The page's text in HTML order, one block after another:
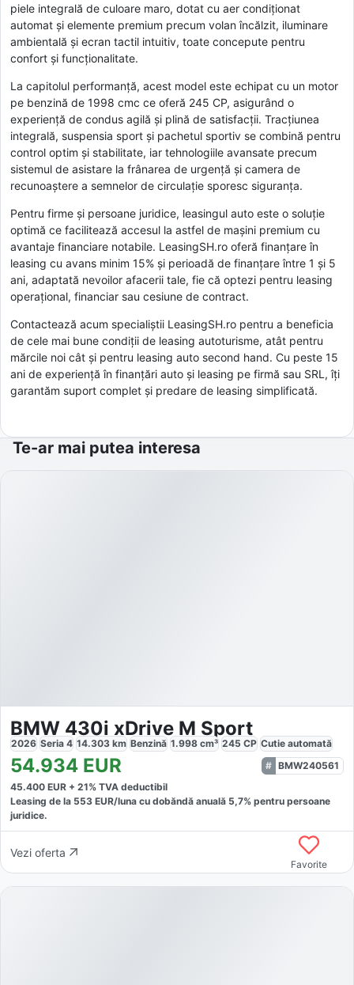
piele integrală de culoare maro, dotat cu aer condiționat
automat și elemente premium precum volan încălzit, iluminare
ambientală și ecran tactil intuitiv, toate concepute pentru
confort și funcționalitate.
La capitolul performanță, acest model este echipat cu un motor
pe benzină de 1998 cmc ce oferă 245 CP, asigurând o
experiență de condus agilă și plină de satisfacții. Tracțiunea
integrală, suspensia sport și pachetul sportiv se combină pentru
control optim și stabilitate, iar tehnologiile avansate precum
sistemul de asistare la frânarea de urgență și camera de
recunoaștere a semnelor de circulație sporesc siguranța.
Pentru firme și persoane juridice, leasingul auto este o soluție
optimă ce facilitează accesul la astfel de mașini premium cu
avantaje financiare notabile. LeasingSH.ro oferă finanțare în
leasing cu avans minim 15% și perioadă de finanțare între 1 și 5
ani, adaptată nevoilor afacerii tale, fie că optezi pentru leasing
operațional, financiar sau cesiune de contract.
Contactează acum specialiștii LeasingSH.ro pentru a beneficia
de cele mai bune condiții de leasing autoturisme, atât pentru
mărcile noi cât și pentru leasing auto second hand. Cu peste 15
ani de experiență în finanțări auto și leasing pe firmă sau SRL, îți
garantăm suport complet și predare de leasing simplificată.
Te-ar mai putea interesa
BMW 430i xDrive M Sport
2026 Seria 4 14.303 km Benzină 1.998 cm³ 245 CP Cutie automată
54.934 EUR
BMW240561
45.400 EUR + 21% TVA deductibil
Leasing de la 553 EUR/luna cu dobăndă anuală 5,7% pentru persoane
juridice.
Vezi oferta
Favorite